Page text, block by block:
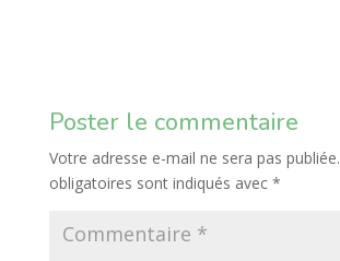
Poster le commentaire
Votre adresse e-mail ne sera pas publiée.
obligatoires sont indiqués avec *